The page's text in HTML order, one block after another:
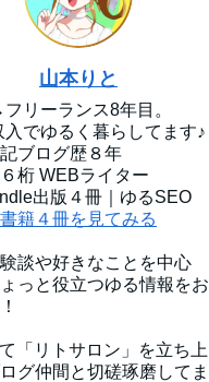
山本りと
リーランス8年目。
入でゆるく暮らしてます♪
ブログ歴８年
桁 WEBライター
出版４冊｜ゆるSEO
籍４冊を見てみる
談や好きなことを中心
っと役立つゆる情報をお
「リトサロン」を立ち上
グ仲間と切磋琢磨してま